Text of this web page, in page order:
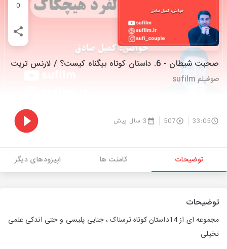
0
صحبت شیطان - 6. داستان کوتاه بیگناه کیست؟ / لارنس تریت
صوفیلم sufilm
33:05
507 3 سال پیش
توضیحات کامنت ها اپیزودهای دیگر
توضیحات
مجموعه ای از 14داستان کوتاه ترسناک ، جنایی پلیسی و حتی اندکی علمی
تخیلی